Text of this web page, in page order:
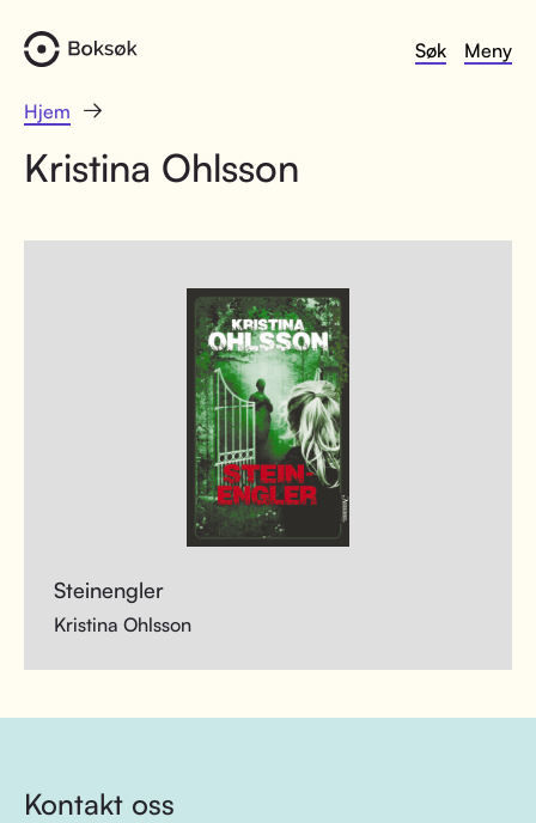
Søk Meny
Hjem
Kristina Ohlsson
Steinengler
Kristina Ohlsson
Kontakt oss